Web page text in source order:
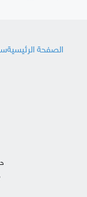
الصفحة الرئيسية